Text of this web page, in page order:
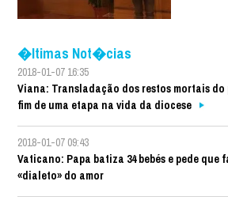
�ltimas Not�cias
2018-01-07 16:35
Viana: Transladação dos restos mortais do
fim de uma etapa na vida da diocese
2018-01-07 09:43
Vaticano: Papa batiza 34 bebés e pede que
«dialeto» do amor